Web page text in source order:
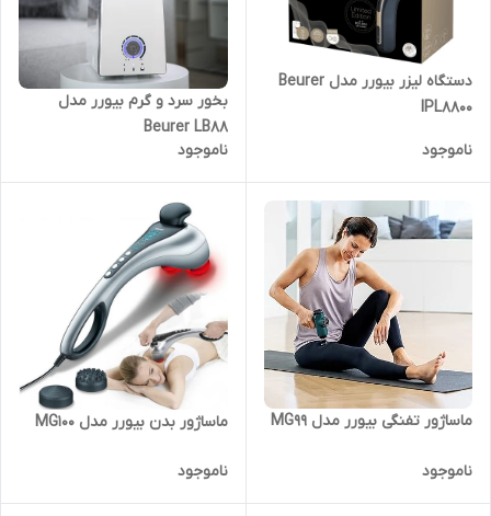
دستگاه لیزر بیورر مدل Beurer
IPL8800
ناموجود
بخور سرد و گرم بیورر مدل
Beurer LB88
ناموجود
ماساژور تفنگی بیورر مدل MG99
ناموجود
ماساژور بدن بیورر مدل MG100
ناموجود